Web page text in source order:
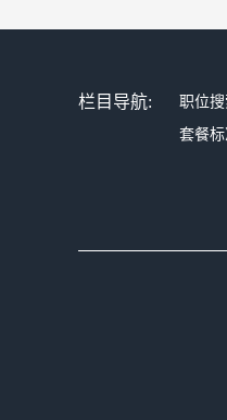
栏目导航: 职位搜
套餐标